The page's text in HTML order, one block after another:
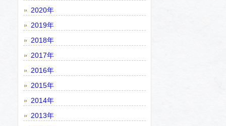
2020年
2019年
2018年
2017年
2016年
2015年
2014年
2013年